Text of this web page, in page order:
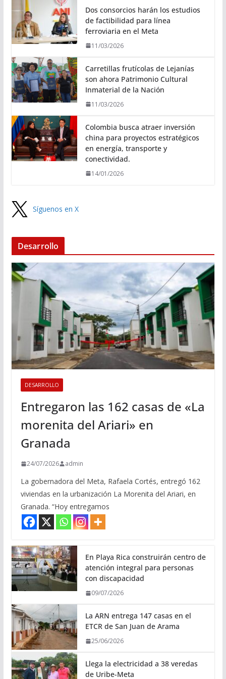
Dos consorcios harán los estudios
de factibilidad para línea
ferroviaria en el Meta
11/03/2026
Carretillas frutícolas de Lejanías
son ahora Patrimonio Cultural
Inmaterial de la Nación
11/03/2026
Colombia busca atraer inversión
china para proyectos estratégicos
en energía, transporte y
conectividad.
14/01/2026
Síguenos en X
Desarrollo
DESARROLLO
Entregaron las 162 casas de «La
morenita del Ariari» en
Granada
24/07/2026 admin
La gobernadora del Meta, Rafaela Cortés, entregó 162
viviendas en la urbanización La Morenita del Ariari, en
Granada. “Hoy entregamos
En Playa Rica construirán centro de
atención integral para personas
con discapacidad
09/07/2026
La ARN entrega 147 casas en el
ETCR de San Juan de Arama
25/06/2026
Llega la electricidad a 38 veredas
de Uribe-Meta